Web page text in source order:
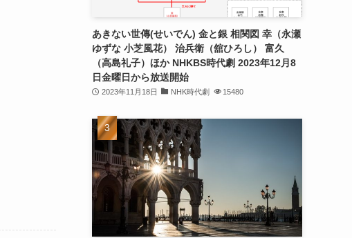
あきない世傳(せいでん) 金と銀 相関図 幸（永瀬
ゆずな 小芝風花） 治兵衛（舘ひろし） 富久
（高島礼子）ほか NHKBS時代劇 2023年12月8
日金曜日から放送開始
2023年11月18日 NHK時代劇 15480